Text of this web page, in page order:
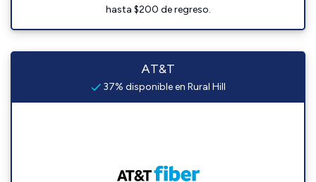
hasta $200 de regreso.
AT&T
37% disponible en Rural Hill